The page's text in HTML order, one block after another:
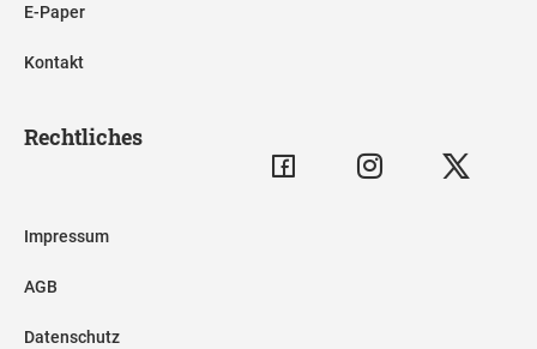
E-Paper
Kontakt
Rechtliches
Impressum
AGB
Datenschutz